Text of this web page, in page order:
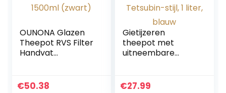
OUNONA Glazen
Theepot RVS Filter
Handvat
€50.38
Gietijzeren
theepot met
uitneembare
liter, blauw
€27.99